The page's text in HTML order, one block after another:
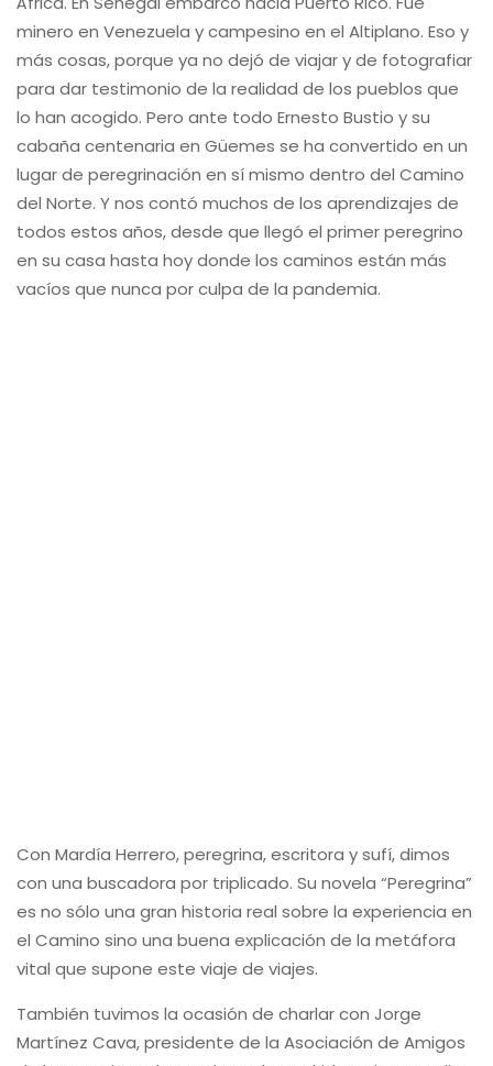
minero en Venezuela y campesino en el Altiplano. Eso y
más cosas, porque ya no dejó de viajar y de fotografiar
para dar testimonio de la realidad de los pueblos que
lo han acogido. Pero ante todo Ernesto Bustio y su
cabaña centenaria en Güemes se ha convertido en un
lugar de peregrinación en sí mismo dentro del Camino
del Norte. Y nos contó muchos de los aprendizajes de
todos estos años, desde que llegó el primer peregrino
en su casa hasta hoy donde los caminos están más
vacíos que nunca por culpa de la pandemia.
Con Mardía Herrero, peregrina, escritora y sufí, dimos
con una buscadora por triplicado. Su novela “Peregrina”
es no sólo una gran historia real sobre la experiencia en
el Camino sino una buena explicación de la metáfora
vital que supone este viaje de viajes.
También tuvimos la ocasión de charlar con Jorge
Martínez Cava, presidente de la Asociación de Amigos